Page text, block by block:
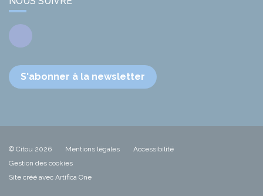
Facebook
S'abonner à la newsletter
© Citou 2026 Mentions légales
Accessibilité
Gestion des cookies
Site créé avec Artifica One